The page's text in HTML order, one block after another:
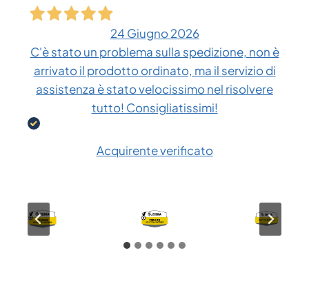
24 Giugno 2026
C'è stato un problema sulla spedizione, non è
arrivato il prodotto ordinato, ma il servizio di
assistenza è stato velocissimo nel risolvere
tutto! Consigliatissimi!
Acquirente verificato